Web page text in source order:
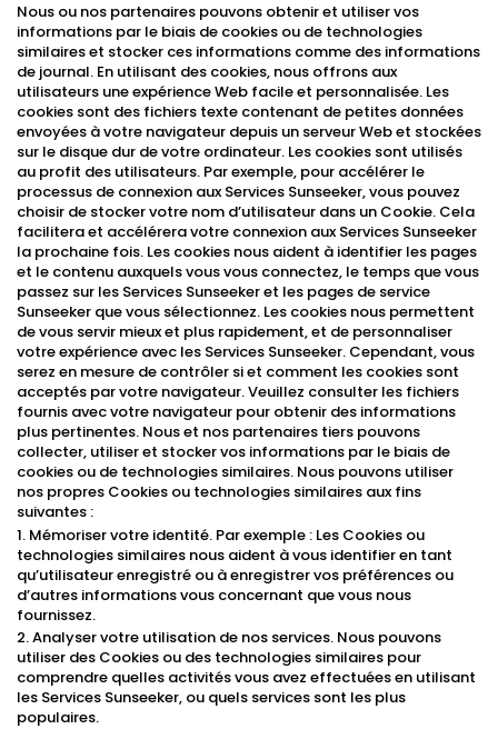
Nous ou nos partenaires pouvons obtenir et utiliser vos
informations par le biais de cookies ou de technologies
similaires et stocker ces informations comme des informations
de journal. En utilisant des cookies, nous offrons aux
utilisateurs une expérience Web facile et personnalisée. Les
cookies sont des fichiers texte contenant de petites données
envoyées à votre navigateur depuis un serveur Web et stockées
sur le disque dur de votre ordinateur. Les cookies sont utilisés
au profit des utilisateurs. Par exemple, pour accélérer le
processus de connexion aux Services Sunseeker, vous pouvez
choisir de stocker votre nom d’utilisateur dans un Cookie. Cela
facilitera et accélérera votre connexion aux Services Sunseeker
la prochaine fois. Les cookies nous aident à identifier les pages
et le contenu auxquels vous vous connectez, le temps que vous
passez sur les Services Sunseeker et les pages de service
Sunseeker que vous sélectionnez. Les cookies nous permettent
de vous servir mieux et plus rapidement, et de personnaliser
votre expérience avec les Services Sunseeker. Cependant, vous
serez en mesure de contrôler si et comment les cookies sont
acceptés par votre navigateur. Veuillez consulter les fichiers
fournis avec votre navigateur pour obtenir des informations
plus pertinentes. Nous et nos partenaires tiers pouvons
collecter, utiliser et stocker vos informations par le biais de
cookies ou de technologies similaires. Nous pouvons utiliser
nos propres Cookies ou technologies similaires aux fins
suivantes :
1. Mémoriser votre identité. Par exemple : Les Cookies ou
technologies similaires nous aident à vous identifier en tant
qu’utilisateur enregistré ou à enregistrer vos préférences ou
d’autres informations vous concernant que vous nous
fournissez.
2. Analyser votre utilisation de nos services. Nous pouvons
utiliser des Cookies ou des technologies similaires pour
comprendre quelles activités vous avez effectuées en utilisant
les Services Sunseeker, ou quels services sont les plus
populaires.